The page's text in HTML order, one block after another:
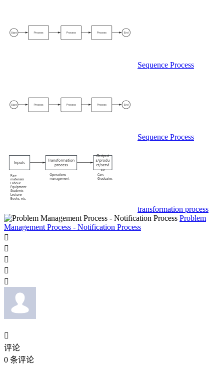
Sequence Process
Sequence Process
transformation process
Problem
Management Process - Notification Process






评论
0 条评论